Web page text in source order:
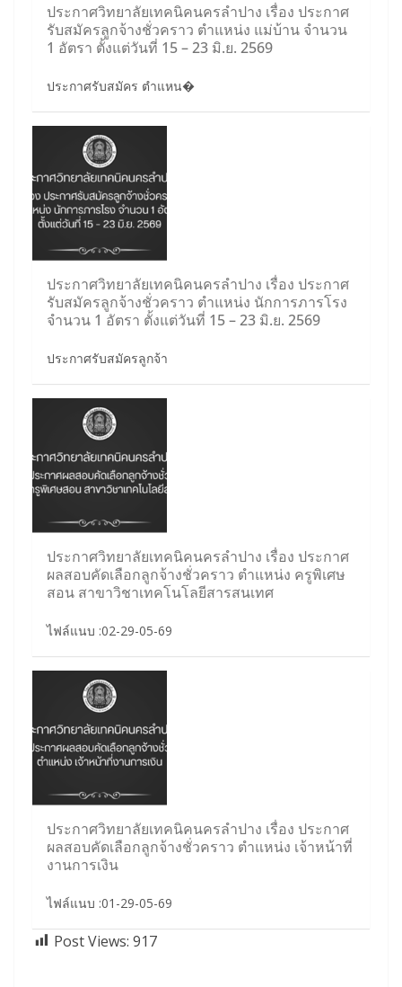
ประกาศวิทยาลัยเทคนิคนครลำปาง เรื่อง ประกาศ
รับสมัครลูกจ้างชั่วคราว ตำแหน่ง แม่บ้าน จำนวน
1 อัตรา ตั้งแต่วันที่ 15 – 23 มิ.ย. 2569
ประกาศรับสมัคร ตำแหน�
ประกาศวิทยาลัยเทคนิคนครลำปาง เรื่อง ประกาศ
รับสมัครลูกจ้างชั่วคราว ตำแหน่ง นักการภารโรง
จำนวน 1 อัตรา ตั้งแต่วันที่ 15 – 23 มิ.ย. 2569
ประกาศรับสมัครลูกจ้า
ประกาศวิทยาลัยเทคนิคนครลำปาง เรื่อง ประกาศ
ผลสอบคัดเลือกลูกจ้างชั่วคราว ตำแหน่ง ครูพิเศษ
สอน สาขาวิชาเทคโนโลยีสารสนเทศ
ไฟล์แนบ :02-29-05-69
ประกาศวิทยาลัยเทคนิคนครลำปาง เรื่อง ประกาศ
ผลสอบคัดเลือกลูกจ้างชั่วคราว ตำแหน่ง เจ้าหน้าที่
งานการเงิน
ไฟล์แนบ :01-29-05-69
Post Views: 917